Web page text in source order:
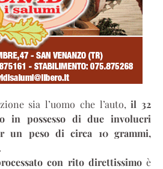
sia l’uomo che l’auto,il 32
in possesso di due involucri
un peso di circa 10 grammi,
.
con rito direttissimo è